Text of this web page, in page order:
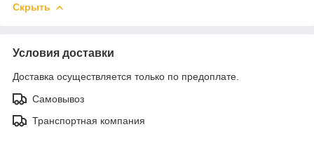
Скрыть
Условия доставки
Доставка осуществляется только по предоплате.
Самовывоз
Транспортная компания